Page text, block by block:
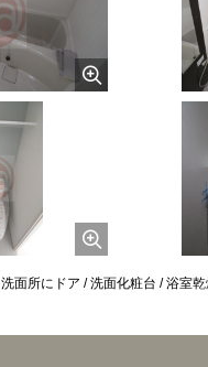
面所にドア / 洗面化粧台 / 浴室